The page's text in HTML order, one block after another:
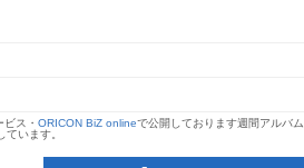
ス・ ORICON BiZ onlineで公開しております週間アルバム
います。